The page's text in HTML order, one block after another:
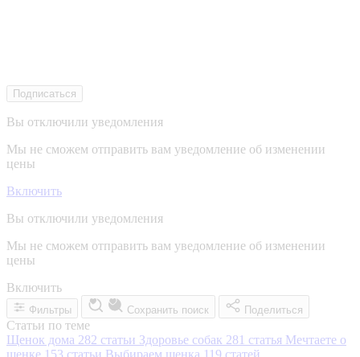
Подписаться
Вы отключили уведомления
Мы не сможем отправить вам уведомление об изменении
цены
Включить
Вы отключили уведомления
Мы не сможем отправить вам уведомление об изменении
цены
Включить
Фильтры Сохранить поиск Поделиться
Статьи по теме
Щенок дома 282 статьи Здоровье собак 281 статья Мечтаете о
щенке 153 статьи Выбираем щенка 119 статей